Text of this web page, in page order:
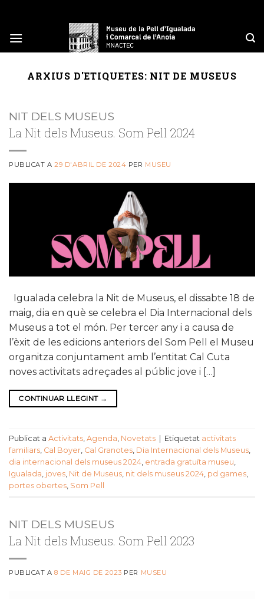
content
ARXIUS D'ETIQUETES: NIT DE MUSEUS
NIT DELS MUSEUS
La Nit dels Museus. Som Pell 2024
PUBLICAT A29 D'ABRIL DE 2024 PER MUSEU
Igualada celebra la Nit de Museus, el dissabte 18 de
maig, dia en què se celebra el Dia Internacional dels
Museus a tot el món. Per tercer any i a causa de
l’èxit de les edicions anteriors del Som Pell el Museu
organitza conjuntament amb l’entitat Cal Cuta
noves activitats adreçades al públic jove i […]
CONTINUAR LLEGINT →
Publicat a Activitats, Agenda, Novetats Etiquetat activitats
familiars, Cal Boyer, Cal Granotes, Dia Internacional dels Museus,
dia internacional dels museus 2024, entrada gratuïta museu,
Igualada, joves, Nit de Museus, nit dels museus 2024, pd games,
portes obertes, Som Pell
NIT DELS MUSEUS
La Nit dels Museus. Som Pell 2023
PUBLICAT A8 DE MAIG DE 2023 PER MUSEU